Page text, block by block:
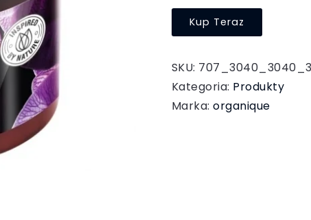
Kup Teraz
SKU:
Kategoria: Produkty
Marka:organique